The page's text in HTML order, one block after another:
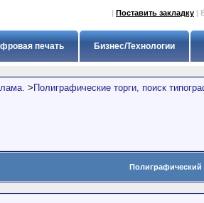
| Поставить закладку |
Бизнес/Технологии
печать
> Полиграфические торги, поиск
Полиграфический